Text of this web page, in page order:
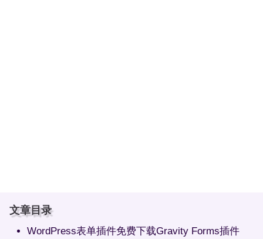
文章目录
WordPress表单插件免费下载Gravity Forms插件